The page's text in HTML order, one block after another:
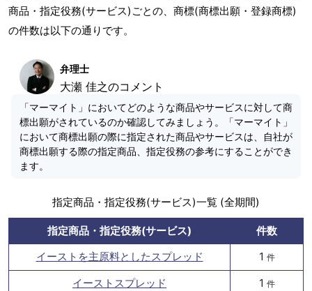
商品・指定役務(サービス)ごとの、商標(商標出願・登録商標)
の件数は以下の通りです。
弁理士
大瀬 佳之のコメント
「マーマイト」においてどのような商品やサービスに対して商
標出願がされているのか確認してみましょう。「マーマイト」
において商標出願の際に指定された商品やサービスは、自社が
商標出願する際の指定商品、指定役務の参考にすることができ
ます。
指定商品・指定役務(サービス)一覧 (全期間)
指定商品・指定役務(サービス)
件数
イーストを主原料としたスプレッド
1 件
イーストスプレッド 1 件